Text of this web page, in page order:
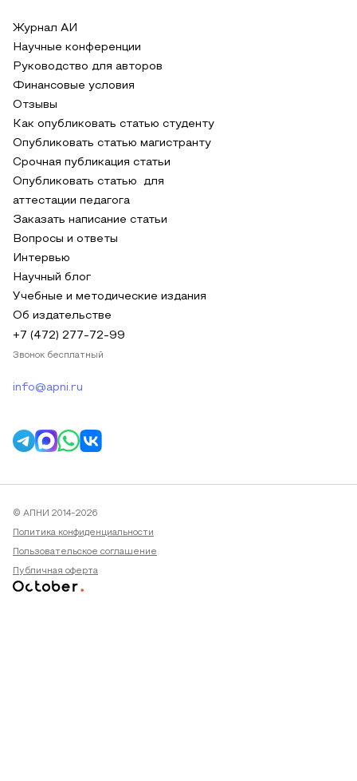
Журнал АИ
Научные конференции
Руководство для авторов
Финансовые условия
Отзывы
Как опубликовать статью студенту
Опубликовать статью магистранту
Срочная публикация статьи
Опубликовать статью для
аттестации педагога
Заказать написание статьи
Вопросы и ответы
Интервью
Научный блог
Учебные и методические издания
Об издательстве
+7 (472) 277-72-99
Звонок бесплатный
info@apni.ru
© АПНИ 2014-2026
Политика конфиденциальности
Пользовательское соглашение
Публичная оферта